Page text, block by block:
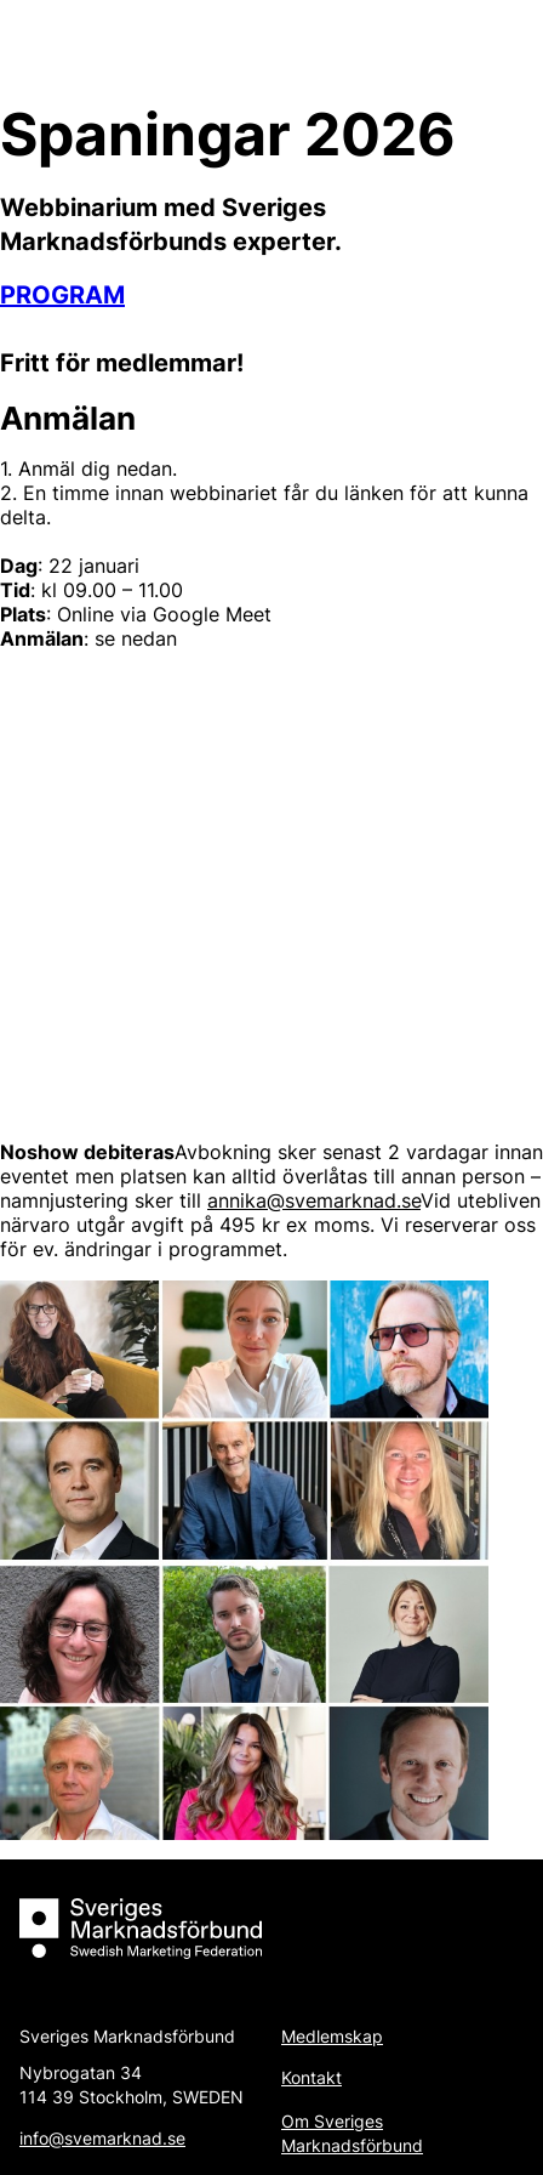
Spaningar 2026
Webbinarium med Sveriges
Marknadsförbunds experter.
PROGRAM
Fritt för medlemmar!
Anmälan
1. Anmäl dig nedan.
2. En timme innan webbinariet får du länken för att kunna
delta.
Dag: 22 januari
Tid: kl 09.00 – 11.00
Plats: Online via Google Meet
Anmälan: se nedan
Noshow debiterasAvbokning sker senast 2 vardagar innan
eventet men platsen kan alltid överlåtas till annan person –
namnjustering sker till annika@svemarknad.seVid utebliven
närvaro utgår avgift på 495 kr ex moms. Vi reserverar oss
för ev. ändringar i programmet.
Sveriges Marknadsförbund
Sveriges Marknadsförbund
Nybrogatan 34
114 39 Stockholm, SWEDEN
info@svemarknad.se
Medlemskap
Kontakt
Om Sveriges
Marknadsförbund